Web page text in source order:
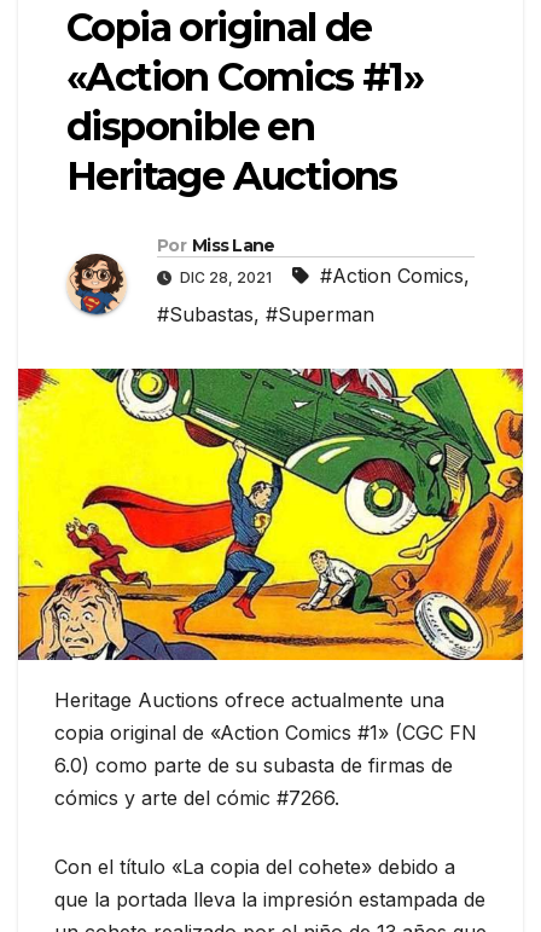
Copia original de
«Action Comics #1»
disponible en
Heritage Auctions
Por Miss Lane
DIC 28, 2021 #Action Comics,
#Subastas, #Superman
Heritage Auctions ofrece actualmente una
copia original de «Action Comics #1» (CGC FN
6.0) como parte de su subasta de firmas de
cómics y arte del cómic #7266.
Con el título «La copia del cohete» debido a
que la portada lleva la impresión estampada de